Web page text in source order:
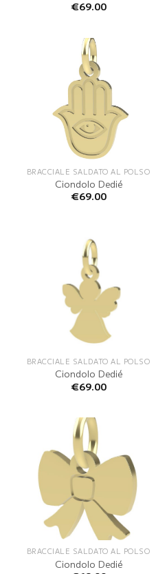
€69.00
BRACCIALE SALDATO AL POLSO
Ciondolo Dedié
€69.00
BRACCIALE SALDATO AL POLSO
Ciondolo Dedié
€69.00
BRACCIALE SALDATO AL POLSO
Ciondolo Dedié